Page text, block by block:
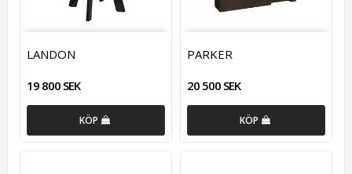
LANDON
19 800 SEK
KÖP
PARKER
20 500 SEK
KÖP